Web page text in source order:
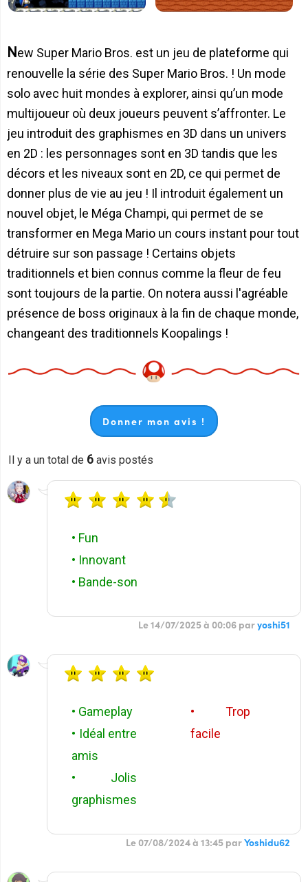
New Super Mario Bros. est un jeu de plateforme qui
renouvelle la série des Super Mario Bros. ! Un mode
solo avec huit mondes à explorer, ainsi qu’un mode
multijoueur où deux joueurs peuvent s’affronter. Le
jeu introduit des graphismes en 3D dans un univers
en 2D : les personnages sont en 3D tandis que les
décors et les niveaux sont en 2D, ce qui permet de
donner plus de vie au jeu ! Il introduit également un
nouvel objet, le Méga Champi, qui permet de se
transformer en Mega Mario un cours instant pour tout
détruire sur son passage ! Certains objets
traditionnels et bien connus comme la fleur de feu
sont toujours de la partie. On notera aussi l'agréable
présence de boss originaux à la fin de chaque monde,
changeant des traditionnels Koopalings !
Donner mon avis !
Il y a un total de 6 avis postés
• Fun
• Innovant
• Bande-son
Le 14/07/2025 à 00:06 paryoshi51
• Gameplay
• Idéal entre
amis
• Jolis
graphismes
• Trop
facile
Le 07/08/2024 à 13:45 parYoshidu62